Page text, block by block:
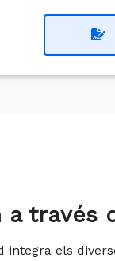
a través
integra els